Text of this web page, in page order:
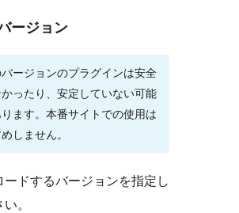
ージョン
ージョンのプラグインは安全
ったり、安定していない可能
ます。本番サイトでの使用は
しません。
ードするバージョンを指定し
。